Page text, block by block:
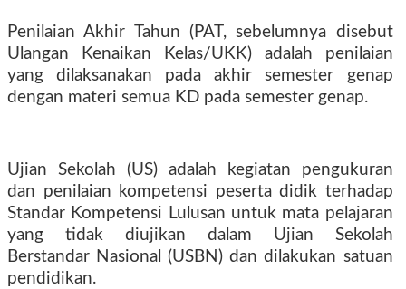
Penilaian Akhir Tahun (PAT, sebelumnya disebut
Ulangan Kenaikan Kelas/UKK) adalah penilaian
yang dilaksanakan pada akhir semester genap
dengan materi semua KD pada semes­ter genap.
Ujian Sekolah (US) adalah kegiatan pengukuran
dan penilaian kompetensi peserta didik terhadap
Standar Kompetensi Lulusan untuk mata pelajaran
yang tidak diujikan dalam Ujian Sekolah
Berstandar Nasional (USBN) dan dilakukan satuan
pendidikan.